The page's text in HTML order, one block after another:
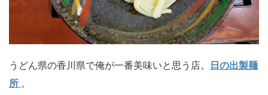
うどん県の香川県で俺が一番美味いと思う店。 日の出製麺
所 。